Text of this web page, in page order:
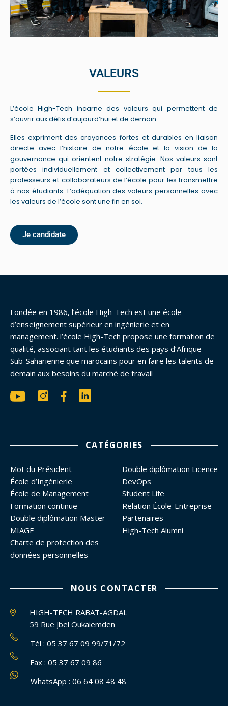
VALEURS
L’école High-Tech incarne des valeurs qui permettent de
s’ouvrir aux défis d’aujourd’hui et de demain.
Elles expriment des croyances fortes et durables en liaison
directe avec l’histoire de notre école et la vision de la
gouvernance qui orientent notre stratégie. Nos valeurs sont
portées individuellement et collectivement par tous les
professeurs et collaborateurs de l’école pour les transmettre
à nos étudiants. L’adéquation des valeurs personnelles avec
les valeurs de l’école sont une fin en soi.
Je candidate
Fondée en 1986, l’école High-Tech est une école
d’enseignement supérieur en ingénierie et en
management. l’école High-Tech propose une formation de
qualité, associant tant les étudiants des pays d’Afrique
Sub-Saharienne que marocains pour en faire les talents de
demain aux besoins du marché de travail
CATÉGORIES
Mot du Président
École d’Ingénierie
École de Management
Formation continue
Double diplômation Master
MIAGE
Charte de protection des
données personnelles
Double diplômation Licence
DevOps
Student Life
Relation École-Entreprise
Partenaires
High-Tech Alumni
NOUS CONTACTER
HIGH-TECH RABAT-AGDAL
59 Rue Jbel Oukaiemden
Tél : 05 37 67 09 99/71/72
Fax : 05 37 67 09 86
WhatsApp : 06 64 08 48 48